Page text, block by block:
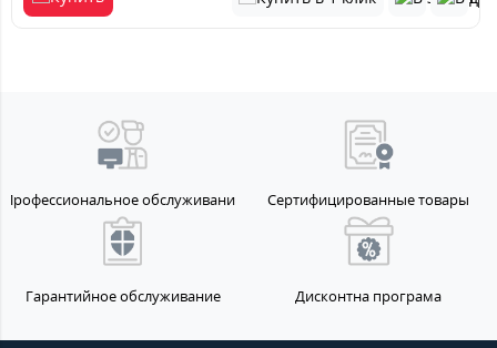
Профессиональное обслуживание Сертифицированные товары
Гарантийное обслуживание Дисконтна програма